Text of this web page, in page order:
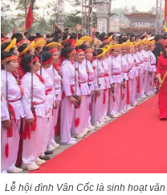
Lễ hội đình Vân Cốc là sinh hoạt